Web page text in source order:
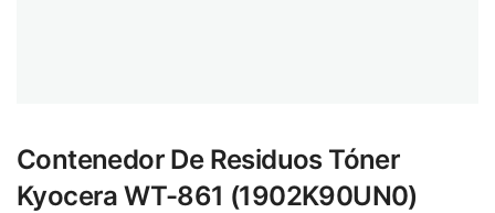
Contenedor De Residuos Tóner
Kyocera WT-861 (1902K90UN0)